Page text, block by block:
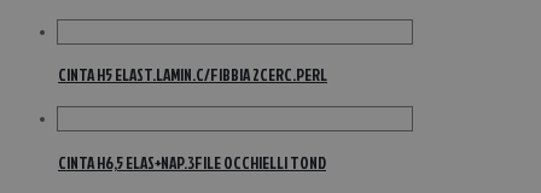
CINTA H5 ELAST.LAMIN.C/FIBBIA 2CERC.PERL
CINTA H6,5 ELAS+NAP.3FILE OCCHIELLI TOND